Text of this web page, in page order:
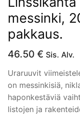
messinki,
pakkaus.
46.50 € Sis. Alv.
Uraruuvit
on messinkisiä,
haponkestäviä
listojen ja